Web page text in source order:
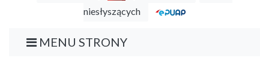
niesłyszących
MENU STRONY